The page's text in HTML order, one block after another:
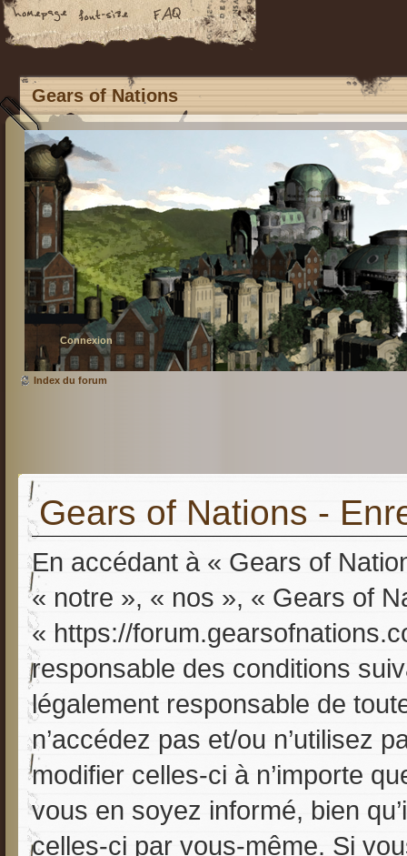
Gears of Nations
Connexion
Index du forum
Gears of Nations -
En accédant à « Gears of
« notre », « nos », « Gears of
« https://
responsable des conditions
légalement responsable de
n’accédez pas et/ou n’utilisez
modifier celles-ci à n’importe
vous en soyez informé, bien
celles-ci par vous-même. Si